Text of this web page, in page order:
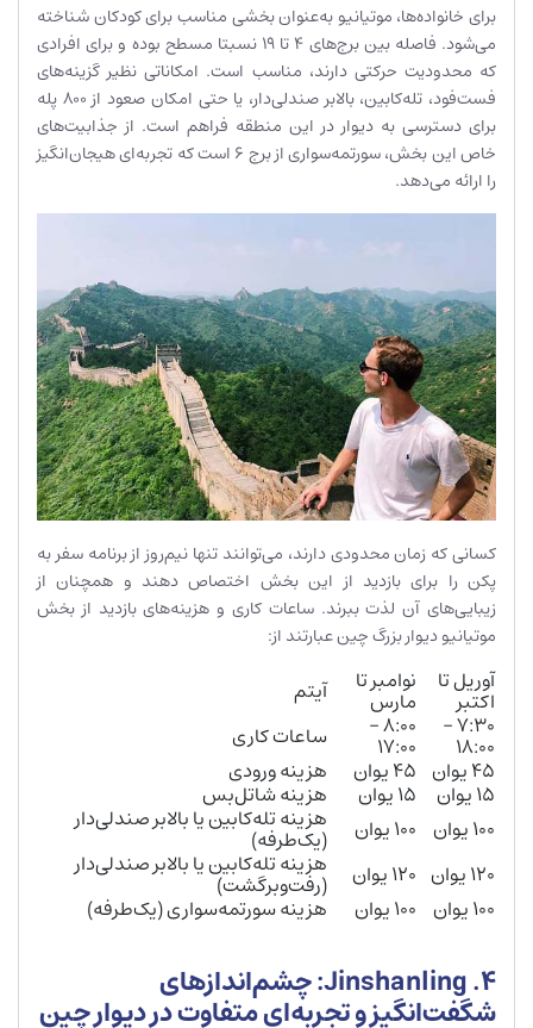
برای خانواده‌ها، موتیانیو به‌عنوان بخشی مناسب برای کودکان شناخته
می‌شود. فاصله بین برج‌های ۴ تا ۱۹ نسبتا مسطح بوده و برای افرادی
که محدودیت حرکتی دارند، مناسب است. امکاناتی نظیر گزینه‌های
فست‌فود، تله‌کابین، بالابر صندلی‌دار، یا حتی امکان صعود از ۸۰۰ پله
برای دسترسی به دیوار در این منطقه فراهم است. از جذابیت‌های
خاص این بخش، سورتمه‌سواری از برج ۶ است که تجربه‌ای هیجان‌انگیز
را ارائه می‌دهد.
کسانی که زمان محدودی دارند، می‌توانند تنها نیم‌روز از برنامه سفر به
پکن را برای بازدید از این بخش اختصاص دهند و همچنان از
زیبایی‌های آن لذت ببرند. ساعات کاری و هزینه‌های بازدید از بخش
موتیانیو دیوار بزرگ چین عبارتند از:
آوریل تا
اکتبر
نوامبر تا
مارس
آیتم
۷:۳۰ –
۱۸:۰۰
۸:۰۰ –
۱۷:۰۰
ساعات کاری
۴۵ یوان
۴۵ یوان هزینه ورودی
۱۵ یوان ۱۵ یوان
هزینه شاتل‌بس
۱۰۰ یوان
۱۰۰ یوان هزینه تله‌کابین یا بالابر صندلی‌دار
(یک‌طرفه)
۱۲۰ یوان
۱۲۰ یوان هزینه تله‌کابین یا بالابر صندلی‌دار
(رفت‌وبرگشت)
۱۰۰ یوان ۱۰۰ یوان هزینه سورتمه‌سواری (یک‌طرفه)
4. Jinshanling: چشم‌اندازهای
شگفت‌انگیز و تجربه‌ای متفاوت در دیوار چین